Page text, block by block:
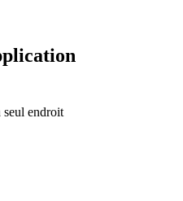
seul endroit